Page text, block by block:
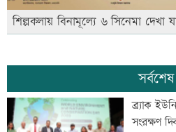
শিল্পকলায় বিনামূল্যে ৬ সিনেমা দেখা
সর্বশেষ
ব্র্যাক
সংরক্ষণ